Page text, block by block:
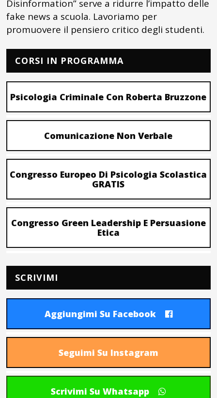
Disinformation” serve a ridurre l’impatto delle
fake news a scuola. Lavoriamo per
promuovere il pensiero critico degli studenti.
CORSI IN PROGRAMMA
Psicologia Criminale Con Roberta Bruzzone
Comunicazione Non Verbale
Congresso Europeo Di Psicologia Scolastica
GRATIS
Congresso Green Leadership E Persuasione
Etica
SCRIVIMI
Aggiungimi Su Facebook
Seguimi Su Instagram
Scrivimi Su Whatsapp